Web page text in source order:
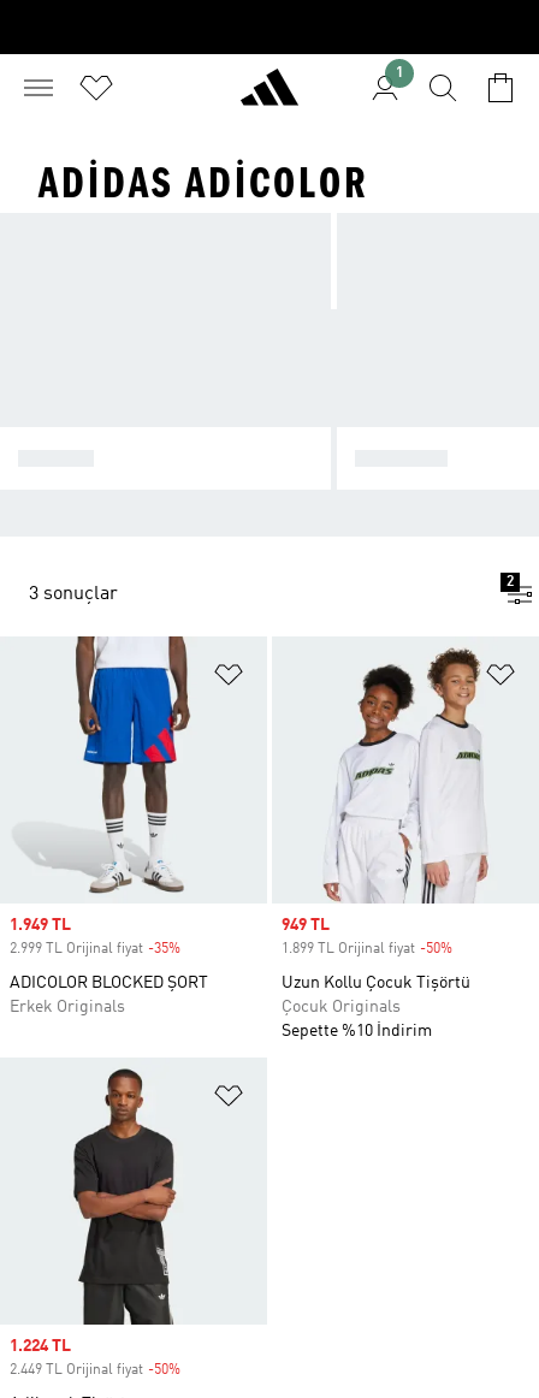
1
ADIDAS ADICOLOR
3 sonuçlar
2
Favori Listesine Ekle
Sale price
1.949 TL
2.999 TL Orijinal fiyat -35%
ADICOLOR BLOCKED ŞORT
Erkek Originals
Sale price
949 TL
1.899 TL Orijinal fiyat -50%
Uzun Kollu Çocuk Tişörtü
Çocuk Originals
Sepette %10 İndirim
Sale price
1.224 TL
2.449 TL Orijinal fiyat -50%